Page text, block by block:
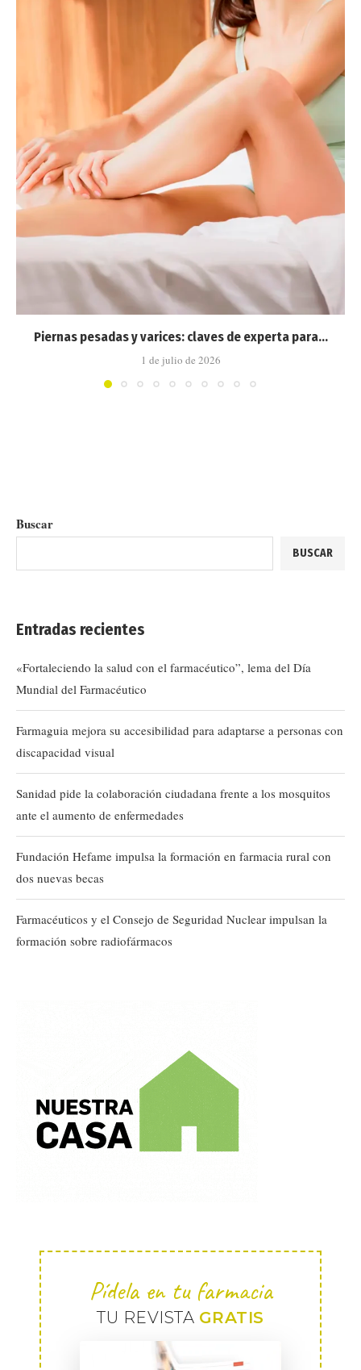
Piernas pesadas y varices: claves de experta para...
1 de julio de 2026
Buscar
BUSCAR
Entradas recientes
«Fortaleciendo la salud con el farmacéutico”, lema del Día
Mundial del Farmacéutico
Farmaguia mejora su accesibilidad para adaptarse a personas con
discapacidad visual
Sanidad pide la colaboración ciudadana frente a los mosquitos
ante el aumento de enfermedades
Fundación Hefame impulsa la formación en farmacia rural con
dos nuevas becas
Farmacéuticos y el Consejo de Seguridad Nuclear impulsan la
formación sobre radiofármacos
Pídela en tu farmacia
TU REVISTA GRATIS